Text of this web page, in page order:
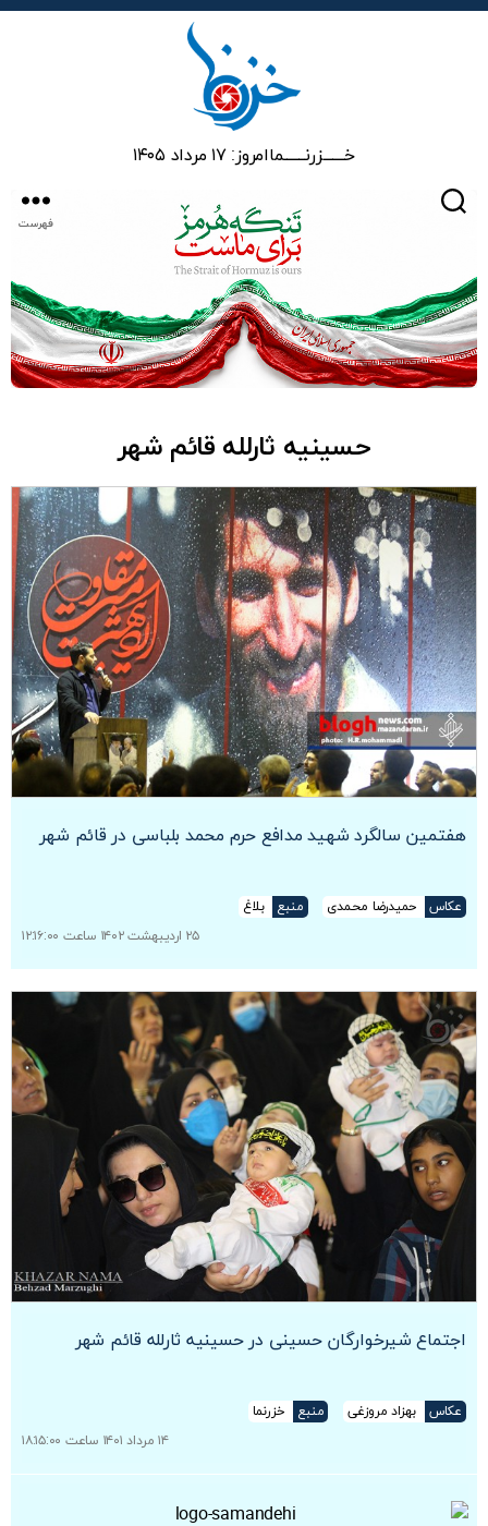
خـــــــزرنـــــــماامروز: ۱۷ مرداد ۱۴۰۵
فهرست
حسینیه ثارلله قائم شهر
هفتمین سالگرد شهید مدافع حرم محمد بلباسی در قائم شهر
عکاس حمیدرضا محمدی منبع
بلاغ
۲۵ اردیبهشت ۱۴۰۲ ساعت ۱۲:۱۶:۰۰
اجتماع شیرخوارگان حسینی در حسینیه ثارلله قائم شهر
عکاس بهزاد مروزغی منبع
خزرنما
۱۴ مرداد ۱۴۰۱ ساعت ۱۸:۱۵:۰۰